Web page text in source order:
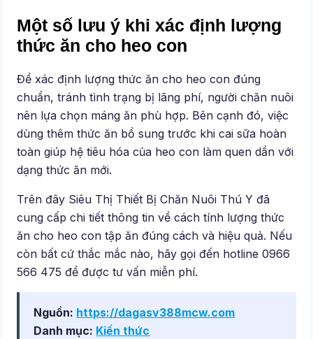
Một số lưu ý khi xác định lượng
thức ăn cho heo con
Để xác định lượng thức ăn cho heo con đúng
chuẩn, tránh tình trạng bị lãng phí, người chăn nuôi
nên lựa chọn máng ăn phù hợp. Bên cạnh đó, việc
dùng thêm thức ăn bổ sung trước khi cai sữa hoàn
toàn giúp hệ tiêu hóa của heo con làm quen dần với
dạng thức ăn mới.
Trên đây Siêu Thị Thiết Bị Chăn Nuôi Thú Y đã
cung cấp chi tiết thông tin về cách tính lượng thức
ăn cho heo con tập ăn đúng cách và hiệu quả. Nếu
còn bất cứ thắc mắc nào, hãy gọi đến hotline 0966
566 475 để được tư vấn miễn phí.
Nguồn: https://dagasv388mcw.com
Danh mục: Kiến thức